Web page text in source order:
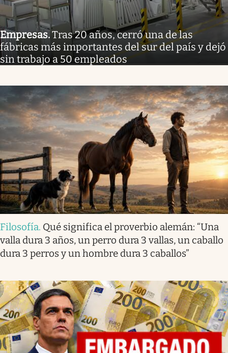
Empresas.Tras 20 años, cerró una de las
fábricas más importantes del sur del país y dejó
sin trabajo a 50 empleados
Filosofía. Qué significa el proverbio alemán: “Una
valla dura 3 años, un perro dura 3 vallas, un caballo
dura 3 perros y un hombre dura 3 caballos”